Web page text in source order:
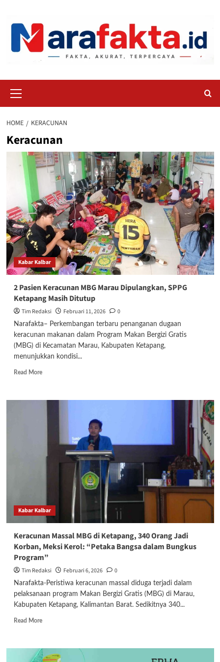
content
Menu
HOME KERACUNAN
Keracunan
Kabar Kalbar
2 Pasien Keracunan MBG Marau Dipulangkan, SPPG
Ketapang Masih Ditutup
Tim Redaksi Februari 11, 2026 0
Narafakta– Perkembangan terbaru penanganan dugaan
keracunan makanan dalam Program Makan Bergizi Gratis
(MBG) di Kecamatan Marau, Kabupaten Ketapang,
menunjukkan kondisi...
Read MoreRead
2
Dipulangkan,
SPPG
Kabar Kalbar
Keracunan Massal MBG di Ketapang, 340 Orang Jadi
Korban, Meksi Kerol: “Petaka Bangsa dalam Bungkus
Program”
Tim Redaksi Februari 6, 2026 0
Narafakta-Peristiwa keracunan massal diduga terjadi dalam
pelaksanaan program Makan Bergizi Gratis (MBG) di Marau,
Kabupaten Ketapang, Kalimantan Barat. Sedikitnya 340...
Read MoreRead
Keracunan
Massal